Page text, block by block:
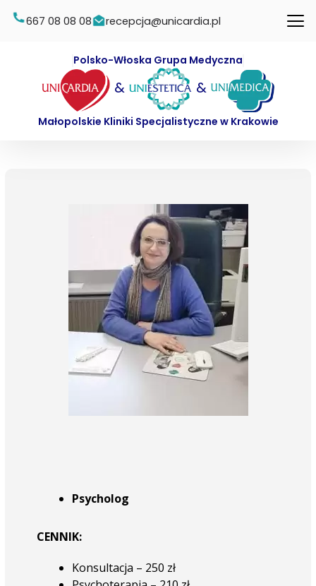
667 08 08 08 recepcja@unicardia.pl
Polsko-Włoska Grupa Medyczna
& &
Małopolskie Kliniki Specjalistyczne w Krakowie
Psycholog
CENNIK:
Konsultacja – 250 zł